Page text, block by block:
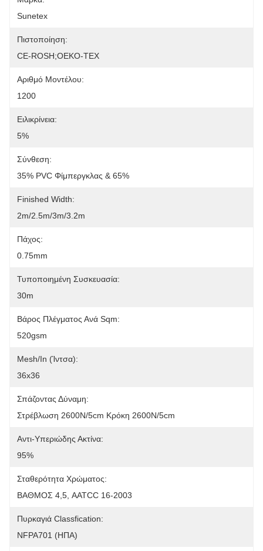
Sunetex
Πιστοποίηση:
CE-ROSH;OEKO-TEX
Αριθμό Μοντέλου:
1200
Ειλικρίνεια:
5%
Σύνθεση:
35% PVC Φίμπεργκλας & 65%
Finished Width:
2m/2.5m/3m/3.2m
Πάχος:
0.75mm
Τυποποιημένη Συσκευασία:
30m
Βάρος Πλέγματος Ανά Sqm:
520gsm
Mesh/In (ίντσα):
36x36
Σπάζοντας Δύναμη:
Στρέβλωση 2600N/5cm Κρόκη 2600N/5cm
Αντι-Υπεριώδης Ακτίνα:
95%
Σταθερότητα Χρώματος:
ΒΑΘΜΟΣ 4,5, AATCC 16-2003
Πυρκαγιά Classfication:
NFPA701 (ΗΠΑ)